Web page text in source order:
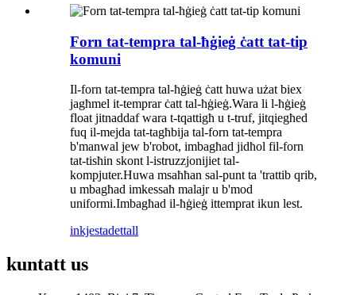
Forn tat-tempra tal-ħġieġ ċatt tat-tip
komuni
Il-forn tat-tempra tal-ħġieġ ċatt huwa użat biex
jagħmel it-temprar ċatt tal-ħġieġ.Wara li l-ħġieġ
float jitnaddaf wara t-tqattigħ u t-truf, jitqiegħed
fuq il-mejda tat-tagħbija tal-forn tat-tempra
b'manwal jew b'robot, imbagħad jidħol fil-forn
tat-tisħin skont l-istruzzjonijiet tal-
kompjuter.Huwa msaħħan sal-punt ta 'trattib qrib,
u mbagħad imkessaħ malajr u b'mod
uniformi.Imbagħad il-ħġieġ ittemprat ikun lest.
inkjestadettall
kuntatt us